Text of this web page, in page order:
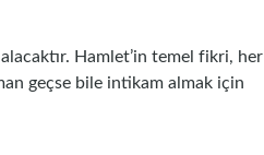
Hamlet’in temel fikri, her
geçse bile intikam almak için